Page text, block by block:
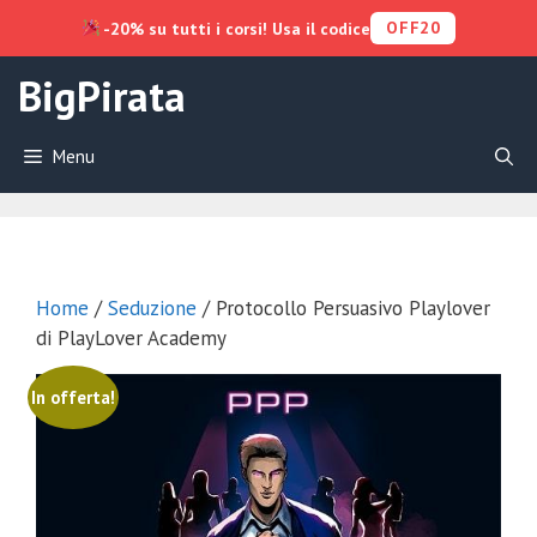
contenuto
BigPirata
Menu
Home /Seduzione / Protocollo Persuasivo Playlover
di PlayLover Academy
In offerta!
-20% su tutti i corsi! Usa il codice OFF20